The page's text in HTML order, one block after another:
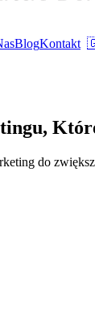
BlogKontakt
do